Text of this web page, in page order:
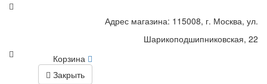
Адрес магазина: 115008, г. Москва, ул.
Шарикоподшипниковская, 22
Корзина
Закрыть